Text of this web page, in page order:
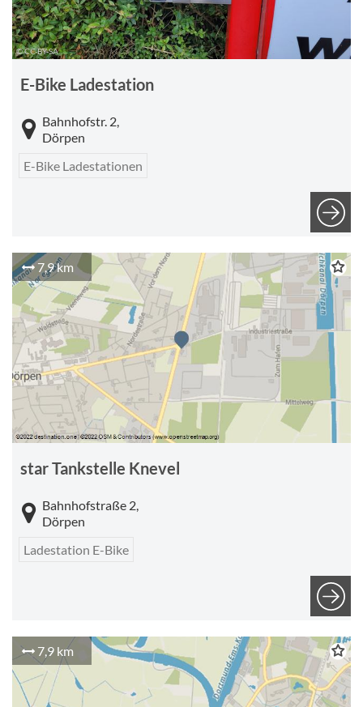
© CC-BY-SA
E-Bike Ladestation
Bahnhofstr. 2,
Dörpen
E-Bike Ladestationen
7,9 km
star Tankstelle Knevel
Bahnhofstraße 2,
Dörpen
Ladestation E-Bike
7,9 km